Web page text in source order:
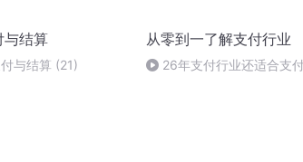
与结算
与结算 (21)
从零到一了解支付行业
26年支付行业还适合支